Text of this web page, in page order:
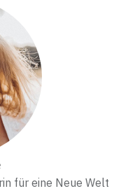
für eine Neue Welt